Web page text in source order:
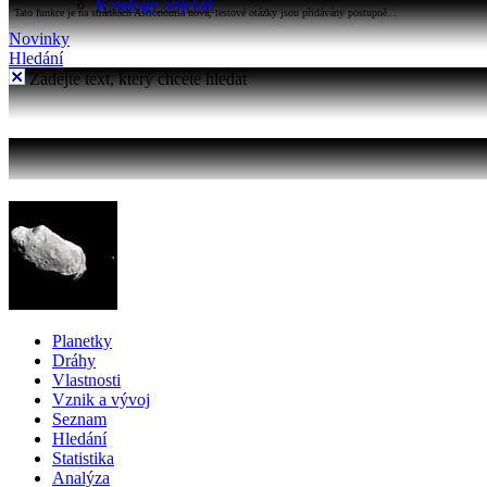
Katalogy objektů
Tato funkce je na stránkách Astronomia nová, testové otázky jsou přidávány postupně...
Novinky
Hledání
Zadejte text, který chcete hledat
Planetky
Dráhy
Vlastnosti
Vznik a vývoj
Seznam
Hledání
Statistika
Analýza